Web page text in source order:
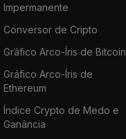
Impermanente
Conversor de Cripto
Gráfico Arco-Íris de Bitcoin
Gráfico Arco-Íris de
Ethereum
Índice Crypto de Medo e
Ganância